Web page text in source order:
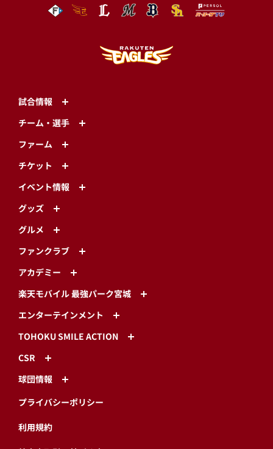
試合情報
チーム・選手
ファーム
チケット
イベント情報
グッズ
グルメ
ファンクラブ
アカデミー
楽天モバイル 最強パーク宮城
エンターテインメント
TOHOKU SMILE ACTION
CSR
球団情報
プライバシーポリシー
利用規約